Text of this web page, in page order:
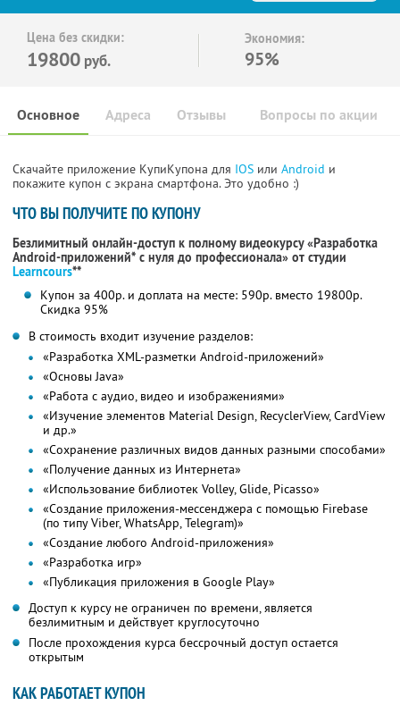
Цена без скидки:
19800 руб.
Экономия:
95%
Основное Отзывы Вопросы по акции
Адреса
Скачайте приложение КупиКупона для IOS или Android и
покажите купон с экрана смартфона. Это удобно :)
ЧТО ВЫ ПОЛУЧИТЕ ПО КУПОНУ
Безлимитный онлайн-доступ к полному видеокурсу «Разработка
Android-приложений* с нуля до профессионала» от студии
Learncours**
Купон за 400р. и доплата на месте: 590р. вместо 19800р.
Скидка 95%
В стоимость входит изучение разделов:
«Разработка XML-разметки Android-приложений»
«Основы Java»
«Работа с аудио, видео и изображениями»
«Изучение элементов Material Design, RecyclerView, CardView
и др.»
«Сохранение различных видов данных разными способами»
«Получение данных из Интернета»
«Использование библиотек Volley, Glide, Picasso»
«Создание приложения-мессенджера с помощью Firebase
(по типу Viber, WhatsApp, Telegram)»
«Создание любого Android-приложения»
«Разработка игр»
«Публикация приложения в Google Play»
Доступ к курсу не ограничен по времени, является
безлимитным и действует круглосуточно
После прохождения курса бессрочный доступ остается
открытым
КАК РАБОТАЕТ КУПОН